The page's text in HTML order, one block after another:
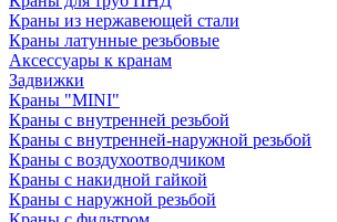
Краны из нержавеющей стали
Краны латунные резьбовые
Аксессуары к кранам
Задвижки
Краны "MINI"
Краны с внутренней резьбой
Краны с внутренней-наружной резьбой
Краны с воздухоотводчиком
Краны с накидной гайкой
Краны с наружной резьбой